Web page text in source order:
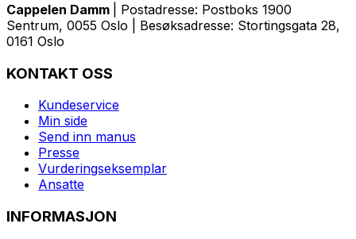
Cappelen Damm
| Postadresse: Postboks 1900
Sentrum, 0055 Oslo | Besøksadresse: Stortingsgata 28,
0161 Oslo
KONTAKT OSS
Kundeservice
Min side
Send inn manus
Presse
Vurderingseksemplar
Ansatte
INFORMASJON